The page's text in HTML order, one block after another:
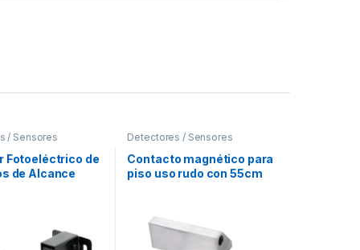
/ Sensores
Fotoeléctrico de
de Alcance
Detectores / Sensores
Contacto magnético para
piso uso rudo con 55cm